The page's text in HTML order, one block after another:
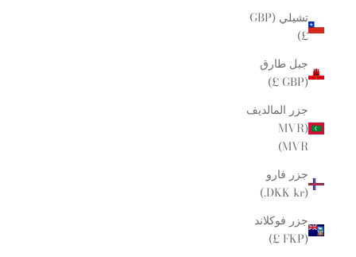
تشيلي (GBP
£)
جبل طارق
(GBP £)
جزر المالديف
(MVR
MVR)
جزر فارو
(DKK kr.)
جزر فوكلاند
(FKP £)